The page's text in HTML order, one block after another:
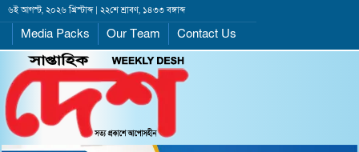
৬ই আগস্ট, ২০২৬ খ্রিস্টাব্দ | ২২শে শ্রাবণ, ১৪৩৩ বঙ্গাব্দ
Media Packs Our Team Contact Us